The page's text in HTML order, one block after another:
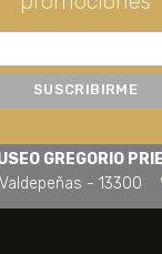
GREGORIO
- 13300